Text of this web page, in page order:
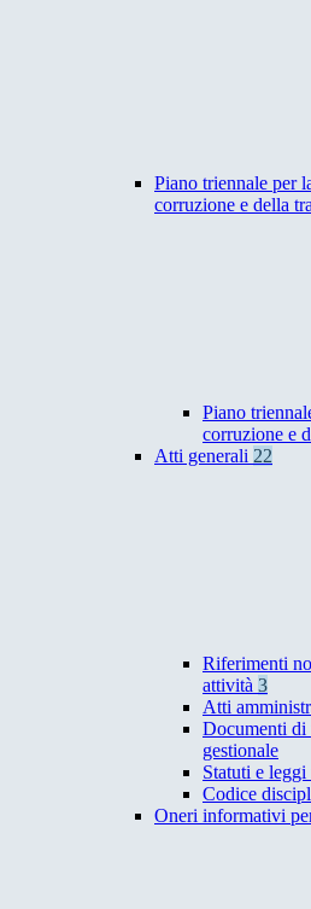
Piano triennale per
corruzione e della
Piano
corruzione e
Atti generali 22
Riferimenti
attività 3
Atti
Documenti di
gestionale
Statuti e
Codice
Oneri informativi